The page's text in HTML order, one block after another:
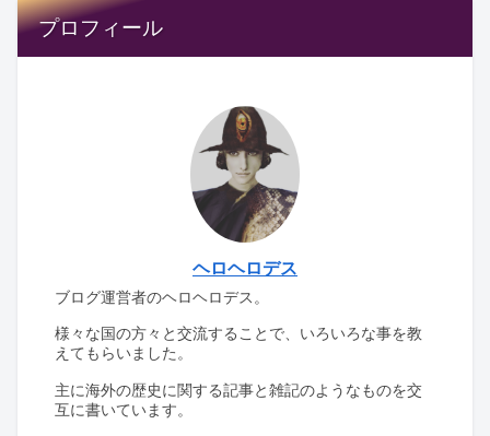
プロフィール
ヘロヘロデス
ブログ運営者のヘロヘロデス。
様々な国の方々と交流することで、いろいろな事を教
えてもらいました。
主に海外の歴史に関する記事と雑記のようなものを交
互に書いています。